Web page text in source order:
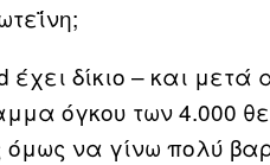
έχει δίκιο – και
όγκου των 4.000
να γίνω πολύ